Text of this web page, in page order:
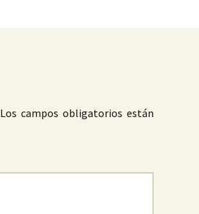
Los campos obligatorios están